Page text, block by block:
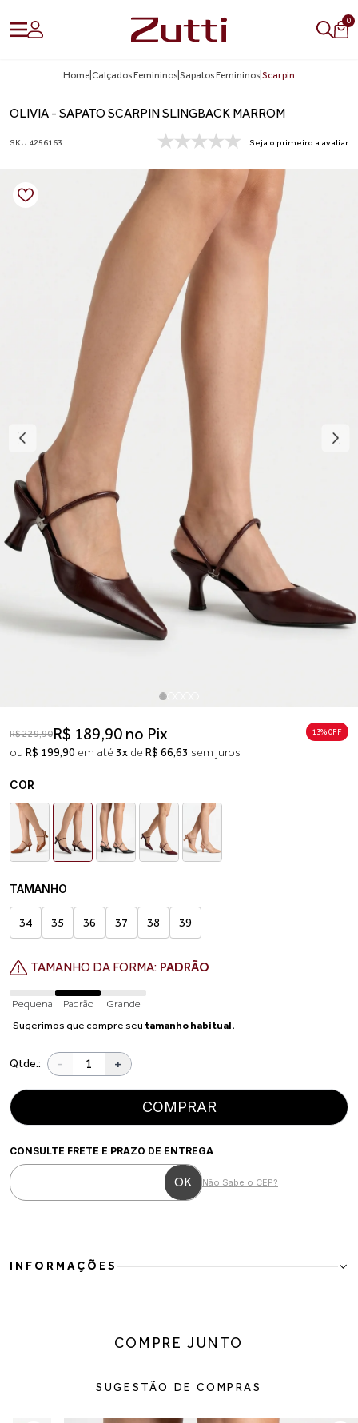
0
Home Calçados Femininos Sapatos Femininos Scarpin
OLIVIA - SAPATO SCARPIN SLINGBACK MARROM
SKU 4256163 Seja o primeiro a avaliar
R$ 229,90R$ 189,90 no Pix
ou R$ 199,90 em até 3x de R$ 66,63 sem juros
13% 0FF
COR
TAMANHO
34 35 36 37 38 39
TAMANHO DA FORMA: PADRÃO
Pequena Padrão
Grande
Sugerimos que compre seu tamanho habitual.
Qtde.: - +
COMPRAR
CONSULTE FRETE E PRAZO DE ENTREGA
Não Sabe o CEP?
INFORMAÇÕES
sofisticação. Possui solado compatível e palmilha macia,
proporcionando calce firme e agradável. Modelo versátil e
COMPRE JUNTO
SUGESTÃO DE COMPRAS